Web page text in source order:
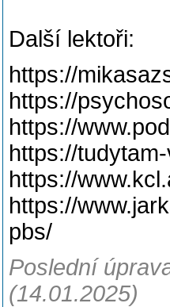
Další lektoři:
https://
https://
https://
https://
https://
https://
pbs/
Poslední
(14.01.2025)